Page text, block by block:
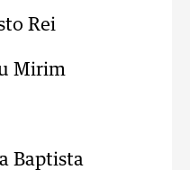
Rei
Mirim
Baptista